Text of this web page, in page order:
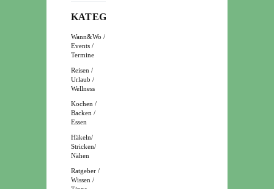
KATEGORIEN
Wann&Wo /
Events /
Termine
Reisen /
Urlaub /
Wellness
Kochen /
Backen /
Essen
Häkeln/
Stricken/
Nähen
Ratgeber /
Wissen /